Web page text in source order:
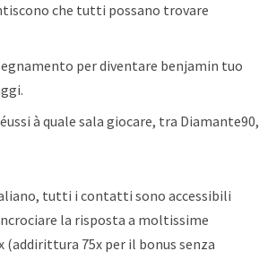
che tutti possano trovare
per diventare benjamin tuo
à quale sala giocare, tra Diamante90,
tutti i contatti sono accessibili
la risposta a moltissime
(addirittura 75x per il bonus senza